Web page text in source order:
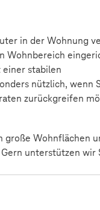
in der Wohnung
einer stabilen
nützlich, wenn
zurückgreifen
Wohnflächen
unterstützen wir